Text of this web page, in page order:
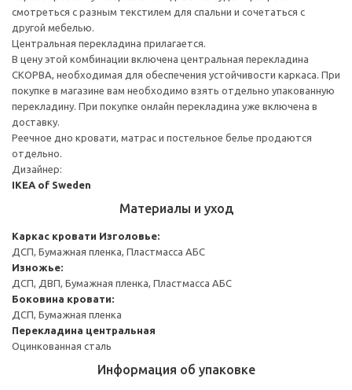
смотреться с разным текстилем для спальни и сочетаться с
другой мебелью.
Центральная перекладина прилагается.
В цену этой комбинации включена центральная перекладина
СКОРВА, необходимая для обеспечения устойчивости каркаса. При
покупке в магазине вам необходимо взять отдельно упакованную
перекладину. При покупке онлайн перекладина уже включена в
доставку.
Реечное дно кровати, матрас и постельное белье продаются
отдельно.
Дизайнер:
IKEA of Sweden
Материалы и уход
Каркас кровати Изголовье:
ДСП, Бумажная пленка, Пластмасса АБС
Изножье:
ДСП, ДВП, Бумажная пленка, Пластмасса АБС
Боковина кровати:
ДСП, Бумажная пленка
Перекладина центральная
Оцинкованная сталь
Информация об упаковке